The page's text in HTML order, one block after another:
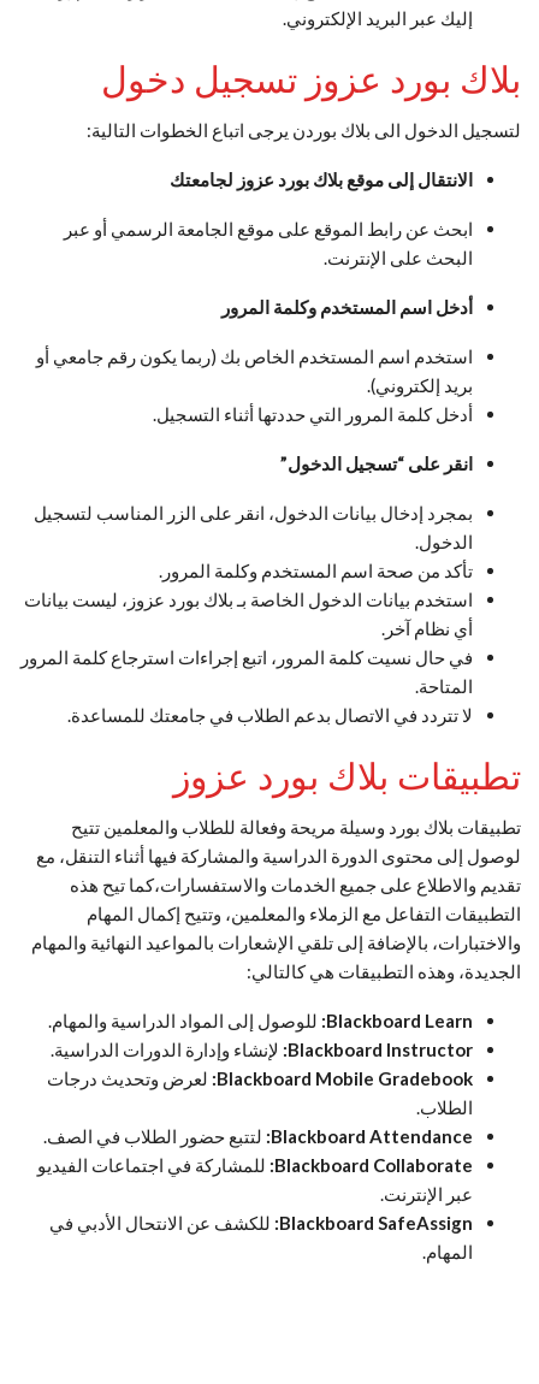
إليك عبر البريد الإلكتروني.
بلاك بورد عزوز تسجيل دخول
لتسجيل الدخول الى بلاك بوردن يرجى اتباع الخطوات التالية:
الانتقال إلى موقع بلاك بورد عزوز لجامعتك
ابحث عن رابط الموقع على موقع الجامعة الرسمي أو عبر
البحث على الإنترنت.
أدخل اسم المستخدم وكلمة المرور
استخدم اسم المستخدم الخاص بك (ربما يكون رقم جامعي أو
بريد إلكتروني).
أدخل كلمة المرور التي حددتها أثناء التسجيل.
انقر على “تسجيل الدخول”
بمجرد إدخال بيانات الدخول، انقر على الزر المناسب لتسجيل
الدخول.
تأكد من صحة اسم المستخدم وكلمة المرور.
استخدم بيانات الدخول الخاصة بـ بلاك بورد عزوز، ليست بيانات
أي نظام آخر.
في حال نسيت كلمة المرور، اتبع إجراءات استرجاع كلمة المرور
المتاحة.
لا تتردد في الاتصال بدعم الطلاب في جامعتك للمساعدة.
تطبيقات بلاك بورد عزوز
تطبيقات بلاك بورد وسيلة مريحة وفعالة للطلاب والمعلمين تتيح
لوصول إلى محتوى الدورة الدراسية والمشاركة فيها أثناء التنقل، مع
تقديم والاطلاع على جميع الخدمات والاستفسارات،كما تيح هذه
التطبيقات التفاعل مع الزملاء والمعلمين، وتتيح إكمال المهام
والاختبارات، بالإضافة إلى تلقي الإشعارات بالمواعيد النهائية والمهام
الجديدة، وهذه التطبيقات هي كالتالي:
Blackboard Learn: للوصول إلى المواد الدراسية والمهام.
Blackboard Instructor: لإنشاء وإدارة الدورات الدراسية.
Blackboard Mobile Gradebook: لعرض وتحديث درجات
الطلاب.
Blackboard Attendance: لتتبع حضور الطلاب في الصف.
Blackboard Collaborate: للمشاركة في اجتماعات الفيديو
عبر الإنترنت.
Blackboard SafeAssign: للكشف عن الانتحال الأدبي في
المهام.